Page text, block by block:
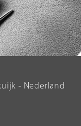
- Nederland